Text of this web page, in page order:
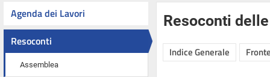
Agenda dei Lavori
Resoconti
Assemblea
Resoconti
Indice Generale